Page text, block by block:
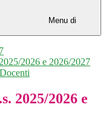
Menu di
2026 e 2026/2027
2025/2026 e